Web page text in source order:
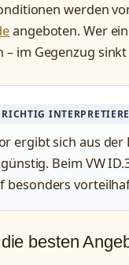
werden
angeboten. Wer
– im Gegenzug
ergibt sich aus der
Beim VW
besonders
besten